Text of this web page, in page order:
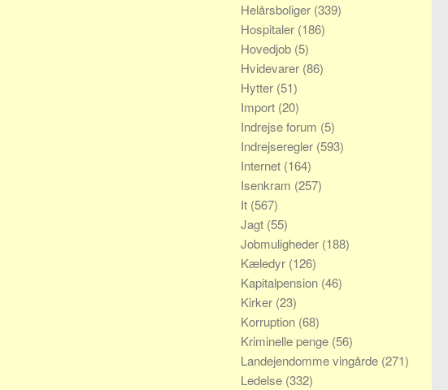
Helårsboliger (339)
Hospitaler (186)
Hovedjob (5)
Hvidevarer (86)
Hytter (51)
Import (20)
Indrejse forum (5)
Indrejseregler (593)
Internet (164)
Isenkram (257)
It (567)
Jagt (55)
Jobmuligheder (188)
Kæledyr (126)
Kapitalpension (46)
Kirker (23)
Korruption (68)
Kriminelle penge (56)
Landejendomme vingårde (271)
Ledelse (332)